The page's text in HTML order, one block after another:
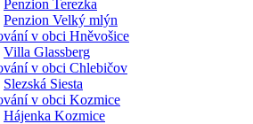
Penzion Terezka
Penzion Velký mlýn
v obci Hněvošice
Villa Glassberg
v obci Chlebičov
Slezská Siesta
v obci Kozmice
Hájenka Kozmice